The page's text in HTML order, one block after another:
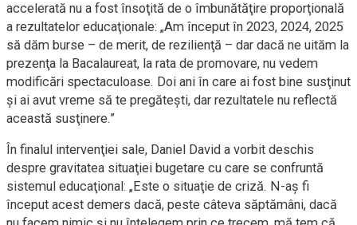
accelerată nu a fost însoţită de o îmbunătăţire proporţională
a rezultatelor educaţionale: „Am început în 2023, 2024, 2025
să dăm burse – de merit, de rezilienţă – dar dacă ne uităm la
prezenţa la Bacalaureat, la rata de promovare, nu vedem
modificări spectaculoase. Doi ani în care ai fost bine susţinut
şi ai avut vreme să te pregăteşti, dar rezultatele nu reflectă
această susţinere.”
În finalul intervenţiei sale, Daniel David a vorbit deschis
despre gravitatea situaţiei bugetare cu care se confruntă
sistemul educaţional: „Este o situaţie de criză. N-aş fi
început acest demers dacă, peste câteva săptămâni, dacă